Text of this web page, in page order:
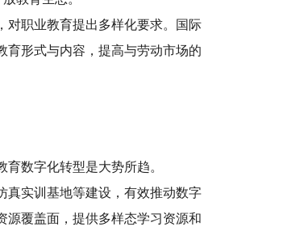
对职业教育提出多样化要求。国际
育形式与内容，提高与劳动市场的
数字化转型是大势所趋。
真实训基地等建设，有效推动数字
源覆盖面，提供多样态学习资源和